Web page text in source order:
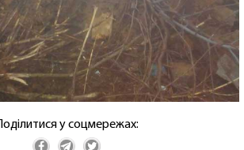
Поділитися у соцмережах: